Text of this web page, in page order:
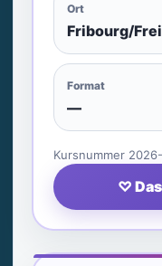
Ort
Fribourg/
Format
—
Kursnummer
♡